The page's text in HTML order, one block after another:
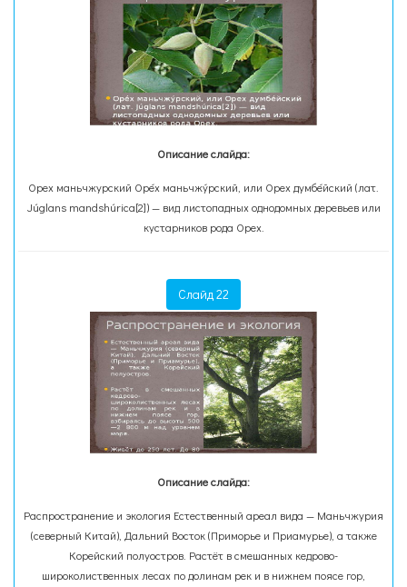
Описание слайда:
Орех маньчжурский Оре́х маньчжу́рский, или Орех думбе́йский (лат.
Júglans mandshúrica[2]) — вид листопадных однодомных деревьев или
кустарников рода Орех.
Слайд 22
Описание слайда:
Распространение и экология Естественный ареал вида — Маньчжурия
(северный Китай), Дальний Восток (Приморье и Приамурье), а также
Корейский полуостров. Растёт в смешанных кедрово-
широколиственных лесах по долинам рек и в нижнем поясе гор,